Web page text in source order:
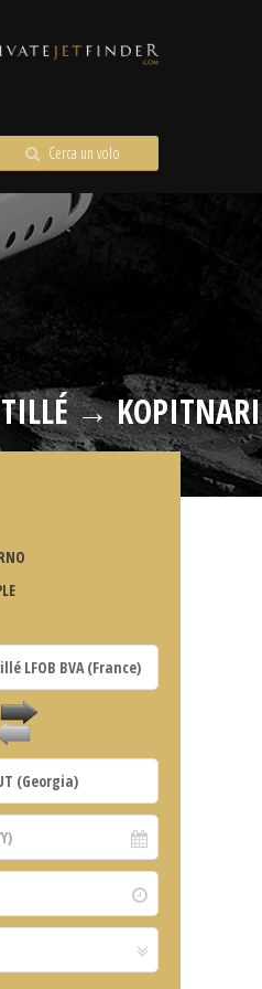
Cerca un volo
→ KOPITNARI